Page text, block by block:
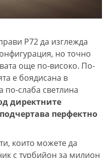
P72 да изглежда
но точно
още по-високо. По-
е боядисана в
по-слаба светлина
директните
перфектно
които можете да
с турбийон за милион